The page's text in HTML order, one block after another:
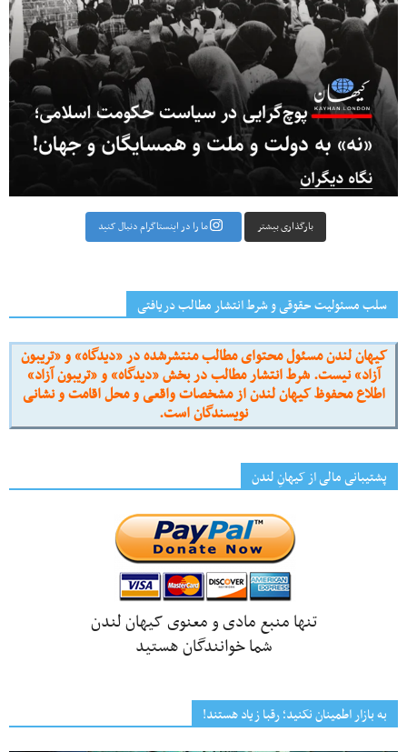
بارگذاری بیشتر ما را در اینستاگرام دنبال کنید
سلب مسئولیت حقوقی و شرط انتشار مطالب دریافتی
کیهان لندن مسئول محتوای مطالب منتشرشده در «دیدگاه» و «تریبون
آزاد» نیست. شرط انتشار مطالب در بخش «دیدگاه» و «تریبون آزاد»
اطلاع محفوظ کیهان لندن از مشخصات واقعی و محل اقامت و نشانی
نویسندگان است.
پشتیبانی مالی از کیهانِ لندن
تنها منبع مادی و معنوی کیهان لندن
شما خوانندگان هستید
به بازار اطمینان نکنید؛ رقبا زیاد هستند!